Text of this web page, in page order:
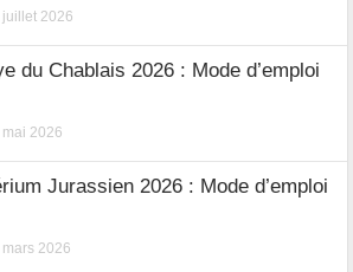
juillet 2026
du Chablais 2026 : Mode d’emploi
mai 2026
Jurassien 2026 : Mode d’emploi
mars 2026